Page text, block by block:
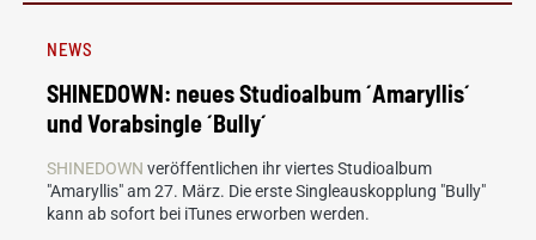
NEWS
SHINEDOWN: neues Studioalbum ´Amaryllis´
und Vorabsingle ´Bully´
SHINEDOWN veröffentlichen ihr viertes Studioalbum
"Amaryllis" am 27. März. Die erste Singleauskopplung "Bully"
kann ab sofort bei iTunes erworben werden.